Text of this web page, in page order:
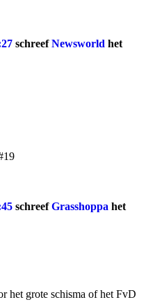
schreefNewsworld het
schreefGrasshoppa het
het grote schisma of het FvD